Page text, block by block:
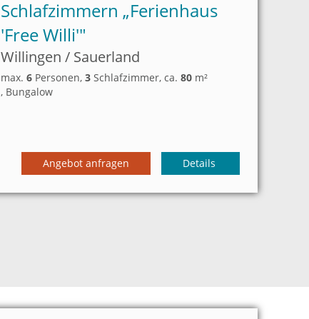
Schlafzimmern „Ferienhaus
'Free Willi'"
Willingen / Sauerland
max. 6 Personen, 3 Schlafzimmer, ca. 80 m²
, Bungalow
Details
Angebot anfragen